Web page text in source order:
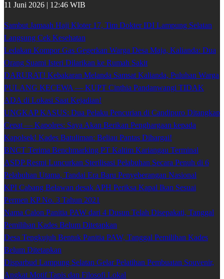
11 Juni 2026 | 12:46 WIB
Sambut Jamaah Haji Kloter 17, Tim Dokter IDI Lampung Selatan
Langsung Cek Kesehatan
Ledakan Kompor Gas Gegerkan Warga Desa Maja, Kalianda: Dua
Orang Suami Isteri Dilarikan ke Rumah Sakit
DARURAT! Kebakaran Melanda Samsat Kalianda, Puluhan Warga
PULANG KECEWA — KUPT Cinthia Pandanwangi TIDAK
ADA di Lokasi Saat Kejadian!
UNGKAP KASUS: Dua Pelaku Pencurian di Candipuro Ditangkap
Cepat — Kapolres: Saya Akan Berikan Penghargaan kepada
Kapolsek! Kades Batuliman: Beliau Pantas Dihargai!
BNCT Terima Benchmarking PT Kaltim Kariangau Terminal
ASDP Resmi Luncurkan Sterilisasi Pelabuhan Secara Penuh di 6
Pelabuhan Utama, Tandai Era Baru Penyeberangan Nasional
KPI Cabang Belawan desak APH Periksa Kapal Ikan Sesuai
Permen KP No. 3 Tahun 2021
Nama Calon Panitia PAW dari 4 Dusun Telah Disepakati, Tanggal
Pemilihan Kades Belum Ditetapkan
Desa Tengkujuh Bentuk Panitia PAW, Tanggal Pemilihan Kades
Belum Ditetapkan
Disparbud Lampung Selatan Gelar Pelatihan Pembuatan Souvenir,
Angkat Motif Tapis dan Filosofi Lokal